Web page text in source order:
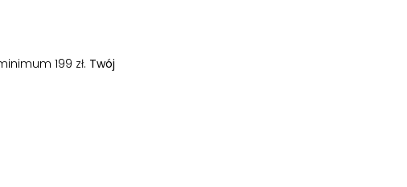
199 zł. Twój